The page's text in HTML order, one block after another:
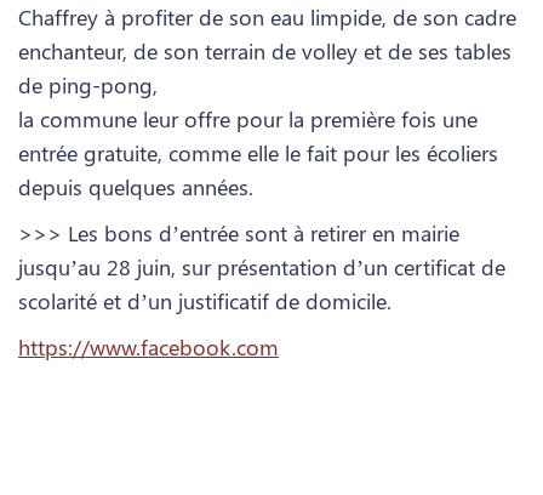
Chaffrey à profiter de son eau limpide, de son cadre
enchanteur, de son terrain de volley et de ses tables
de ping-pong,
la commune leur offre pour la première fois une
entrée gratuite, comme elle le fait pour les écoliers
depuis quelques années.
>>> Les bons d’entrée sont à retirer en mairie
jusqu’au 28 juin, sur présentation d’un certificat de
scolarité et d’un justificatif de domicile.
https://www.facebook.com